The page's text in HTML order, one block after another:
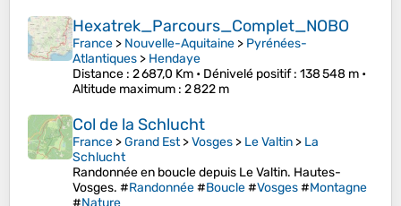
Hexatrek_Parcours_Complet_NOBO
France > Nouvelle-Aquitaine > Pyrénées-
Atlantiques > Hendaye
Distance : 2 687,0 Km • Dénivelé positif: 138 548 m •
Altitude maximum : 2 822 m
Col de la Schlucht
France >Grand Est>Vosges > Le Valtin > La
Schlucht
Randonnée en boucle depuis Le Valtin. Hautes-
Vosges. #Randonnée#Boucle#Vosges#Montagne
#Nature